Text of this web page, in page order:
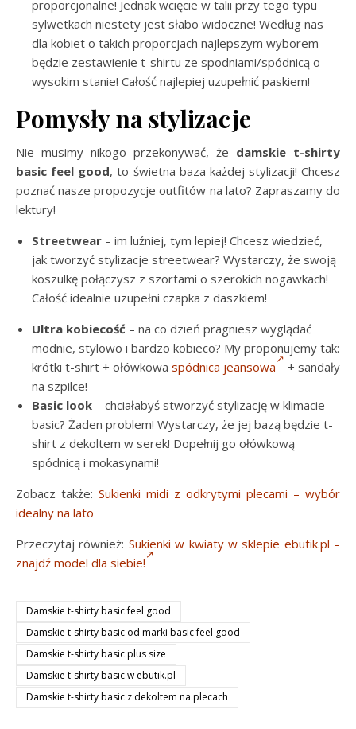
proporcjonalne! Jednak wcięcie w talii przy tego typu
sylwetkach niestety jest słabo widoczne! Według nas
dla kobiet o takich proporcjach najlepszym wyborem
będzie zestawienie t-shirtu ze spodniami/spódnicą o
wysokim stanie! Całość najlepiej uzupełnić paskiem!
Pomysły na stylizacje
Nie musimy nikogo przekonywać, że damskie t-shirty
basic feel good, to świetna baza każdej stylizacji! Chcesz
poznać nasze propozycje outfitów na lato? Zapraszamy do
lektury!
Streetwear – im luźniej, tym lepiej! Chcesz wiedzieć,
jak tworzyć stylizacje streetwear? Wystarczy, że swoją
koszulkę połączysz z szortami o szerokich nogawkach!
Całość idealnie uzupełni czapka z daszkiem!
Ultra kobiecość – na co dzień pragniesz wyglądać
modnie, stylowo i bardzo kobieco? My proponujemy tak:
krótki t-shirt + ołówkowa spódnica jeansowa
+ sandały
na szpilce!
Basic look – chciałabyś stworzyć stylizację w klimacie
basic? Żaden problem! Wystarczy, że jej bazą będzie t-
shirt z dekoltem w serek! Dopełnij go ołówkową
spódnicą i mokasynami!
Zobacz także: Sukienki midi z odkrytymi plecami – wybór
idealny na lato
Przeczytaj również: Sukienki w kwiaty w sklepie ebutik.pl –
znajdź model dla siebie!
Damskie t-shirty basic feel good
Damskie t-shirty basic od marki basic feel good
Damskie t-shirty basic plus size
Damskie t-shirty basic w ebutik.pl
Damskie t-shirty basic z dekoltem na plecach